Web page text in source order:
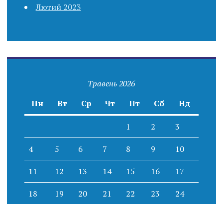
Лютий 2023
Травень 2026
Пн
Вт Ср Чт Пт Сб Нд
1 2 3
4 5 6 7 8 9 10
11 12 13 14 15 16 17
18 19 20 21 22 23 24